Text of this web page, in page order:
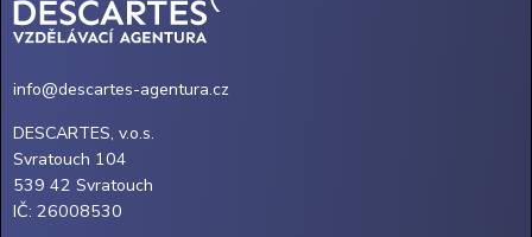
info@descartes-agentura.cz
DESCARTES, v.o.s.
Svratouch 104
539 42 Svratouch
IČ: 26008530